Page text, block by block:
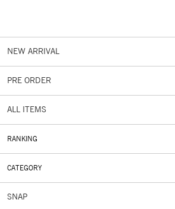
NEW ARRIVAL
PRE ORDER
ALL ITEMS
RANKING
CATEGORY
SNAP